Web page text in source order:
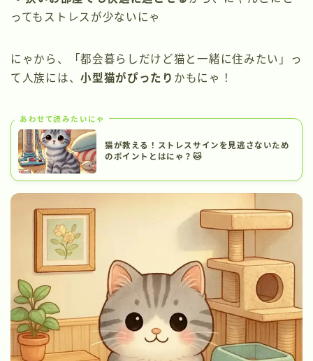
ってもストレスが少ないにゃ
にゃから、「都会暮らしだけど猫と一緒に住みたい」っ
て人族には、小型猫がぴったり かもにゃ！
あわせて読みたいにゃ
猫が教える！ストレスサインを見逃さないため
のポイントとはにゃ？🐱